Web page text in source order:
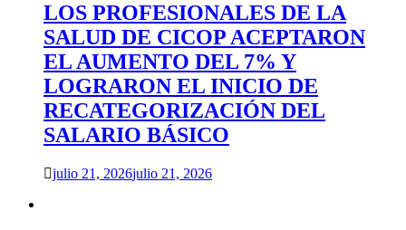
LOS PROFESIONALES DE LA
SALUD DE CICOP ACEPTARON
EL AUMENTO DEL 7% Y
LOGRARON EL INICIO DE
RECATEGORIZACIÓN DEL
SALARIO BÁSICO
julio 21, 2026julio 21, 2026